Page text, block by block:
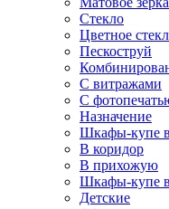
Стекло
Цветное
Пескоструй
С витражами
С
Назначение
Шкафы-купе
В коридор
В прихожую
Шкафы-купе
Детские